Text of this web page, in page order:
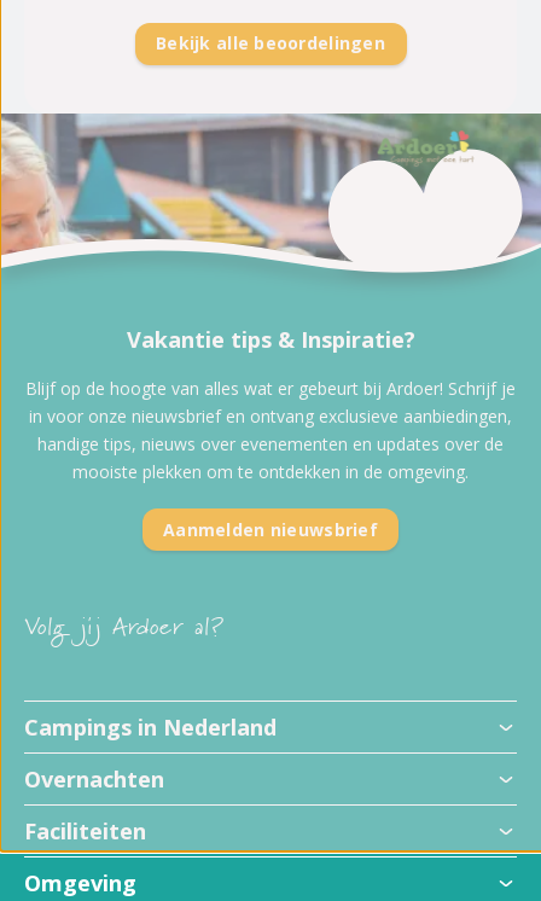
Bekijk alle beoordelingen
Volg jij Ardoer al?
Campings in Nederland
Overnachten
Faciliteiten
Omgeving
Vakantie tips & Inspiratie?
Blijf op de hoogte van alles wat er gebeurt bij Ardoer! Schrijf je
in voor onze nieuwsbrief en ontvang exclusieve aanbiedingen,
handige tips, nieuws over evenementen en updates over de
mooiste plekken om te ontdekken in de omgeving.
Aanmelden nieuwsbrief